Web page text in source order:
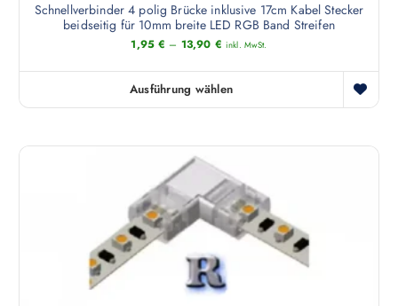
r
e
V
a
r
i
n
e
n
u
f
.
Schnellverbinder 4 polig Brücke inklusive 17cm Kabel Stecker
beidseitig für 10mm breite LED RGB Band Streifen
1,95€ – 13,90 € inkl. MwSt.
Ausführung wählen
D
s
s
P
o
d